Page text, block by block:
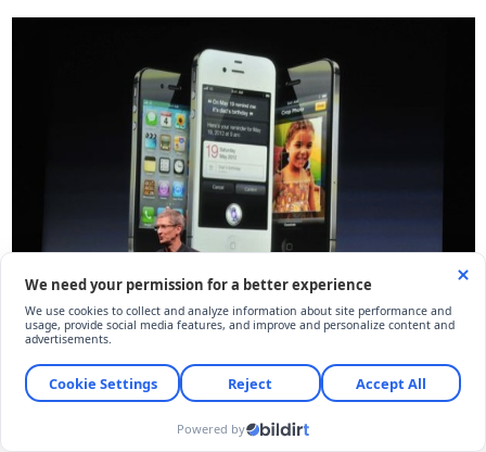
Apple bizi bu akşam belki biraz üzdü, beklentilerimizi karşılayamadı
belki… Tim Cook için şanssız bir gece…
Ancak iPhone 4’ün de